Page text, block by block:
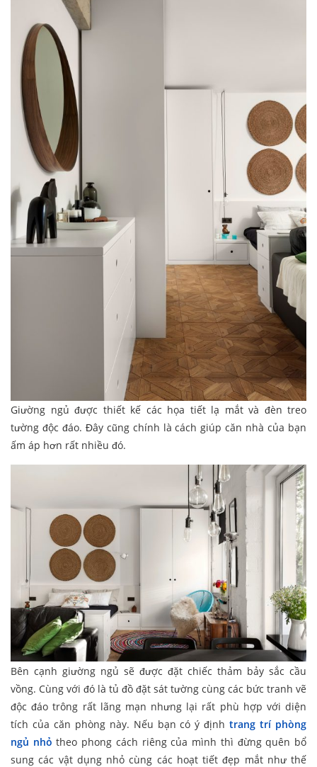
Giường ngủ được thiết kế các họa tiết lạ mắt và đèn treo
tường độc đáo. Đây cũng chính là cách giúp căn nhà của bạn
ấm áp hơn rất nhiều đó.
Bên cạnh giường ngủ sẽ được đặt chiếc thảm bảy sắc cầu
vồng. Cùng với đó là tủ đồ đặt sát tường cùng các bức tranh vẽ
độc đáo trông rất lãng mạn nhưng lại rất phù hợp với diện
tích của căn phòng này. Nếu bạn có ý địnhtrang trí phòng
ngủ nhỏ theo phong cách riêng của mình thì đừng quên bổ
sung các vật dụng nhỏ cùng các hoạt tiết đẹp mắt như thế